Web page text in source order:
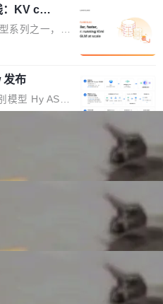
仓理解"瓶
称" CodeBas
CodeA...
网络。传统的
录遍历）仅能
及代码的语义
代码智能体在
仓理解"瓶
称" CodeBas
CodeA...
某科技公司AI
公司内部架构
据从A集群迁
他没有迁移
使用此前登录
被程序员圈
员权限、无
：KV ca
升 4
系列之一，但
了。月之暗面
长上下文、M
，但 GPU 显
AI 团队
官方博客上发
，每 token
发布
模型 Hy ASR
模型 Hy3 的
正听懂。通过
盖粤语、吴语
fixe
避免音频加
工具（如 Co